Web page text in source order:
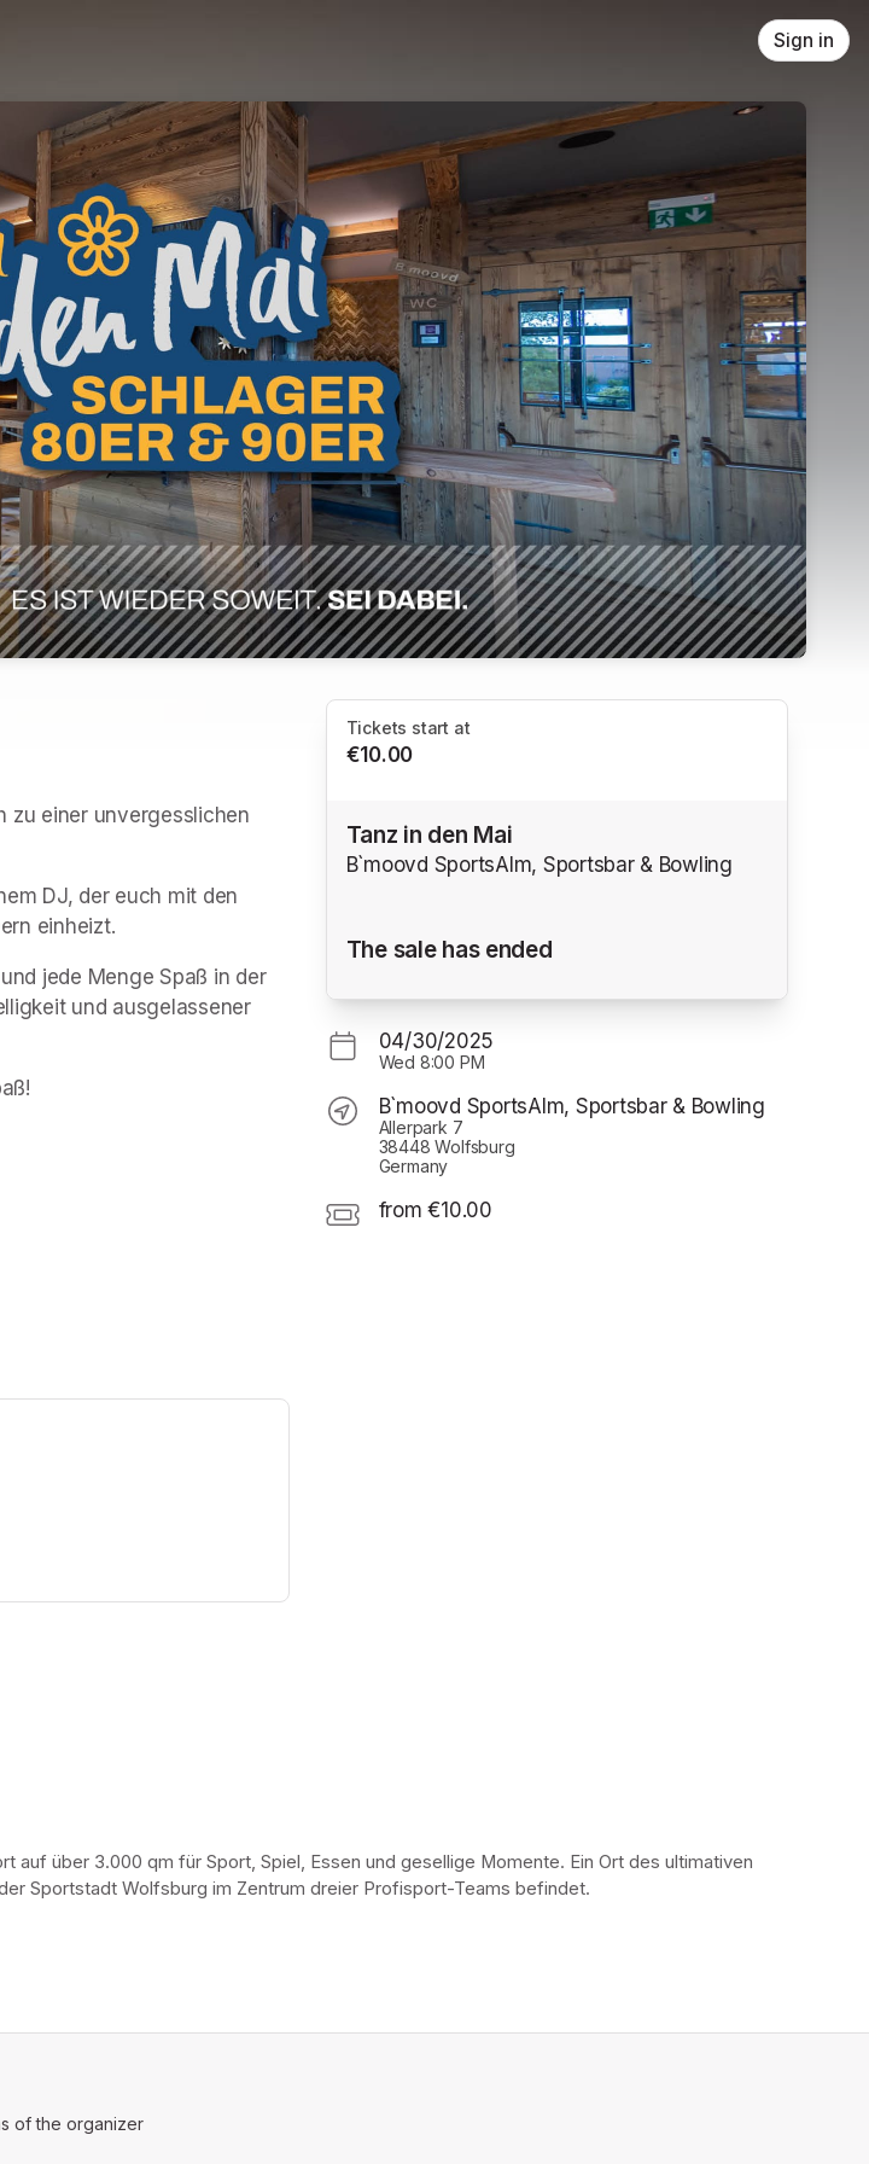
Sign in
zu einer unvergesslichen
DJ, der euch mit den
einheizt.
jede Menge Spaß in der
und ausgelassener
Tickets start at
€10.00
Tanz in den Mai
B`moovd SportsAlm, Sportsbar & Bowling
The sale has ended
04/30/2025
Wed 8:00 PM
B`moovd SportsAlm, Sportsbar & Bowling
Allerpark 7
38448 Wolfsburg
Germany
from €10.00
auf über 3.000 qm für Sport, Spiel, Essen und gesellige Momente. Ein Ort des ultimativen
Sportstadt Wolfsburg im Zentrum dreier Profisport-Teams befindet.
of the organizer